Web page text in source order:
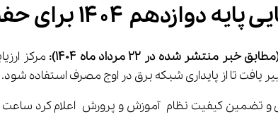
برای حفظ پایداری برق
خبر منتشر شده در 22 مرداد ماه 1404) :